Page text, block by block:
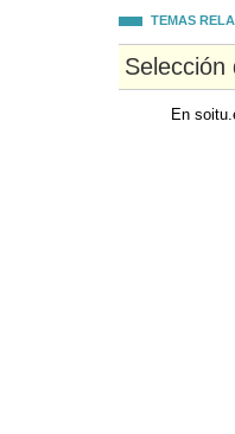
TEMAS
En